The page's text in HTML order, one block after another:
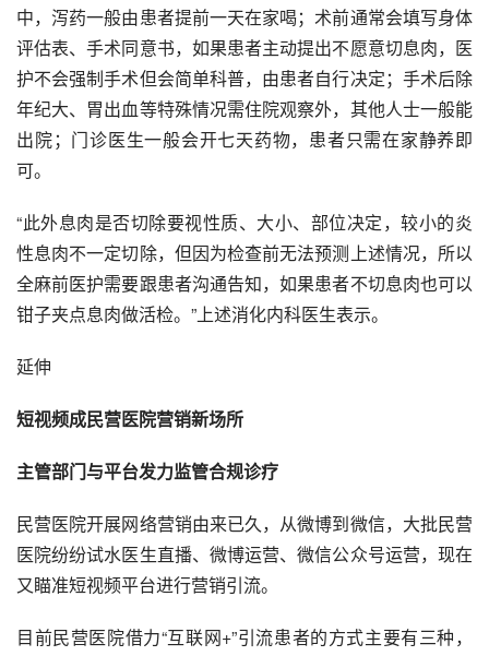
中，泻药一般由患者提前一天在家喝；术前通常会填写身体
评估表、手术同意书，如果患者主动提出不愿意切息肉，医
护不会强制手术但会简单科普，由患者自行决定；手术后除
年纪大、 胃出血等特殊情况需住院观察外，其他人士一般能
出院；门诊医生一般会开七天药物，患者只需在家静养即
可。
“此外息肉是否切除要视性质、大小、部位决定，较小的炎
性息肉不一定切除，但因为检查前无法预测上述情况，所以
全麻前医护需要跟患者沟通告知，如果患者不切息肉也可以
钳子夹点息肉做活检。”上述消化内科医生表示。
延伸
短视频成民营医院营销新场所
主管部门与平台发力监管合规诊疗
民营医院开展网络营销由来已久，从微博到微信，大批民营
医院纷纷试水医生直播、微博运营、微信公众号运营，现在
又瞄准短视频平台进行营销引流。
目前民营医院借力“互联网+”引流患者的方式主要有三种，